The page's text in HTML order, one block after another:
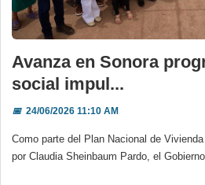
Avanza en Sonora
social impul...
📅24/06/2026 11:10 AM
Como parte del Plan Nacional de
por Claudia Sheinbaum Pardo, el